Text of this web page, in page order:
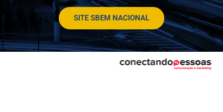
SITE SBEM NACIONAL